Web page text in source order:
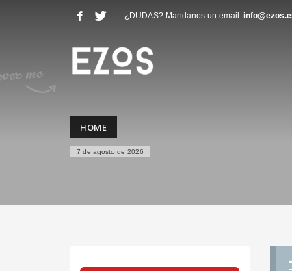
¿DUDAS? Mandanos un email:
HOME
7 de agosto de 2026